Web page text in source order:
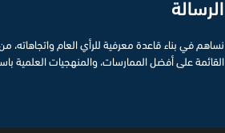
الرسالة
نساهم في بناء قاعدة معرفية للرأي العام واتجاهاته، من
القائمة على أفضل الممارسات، والمنهجيات العلمية